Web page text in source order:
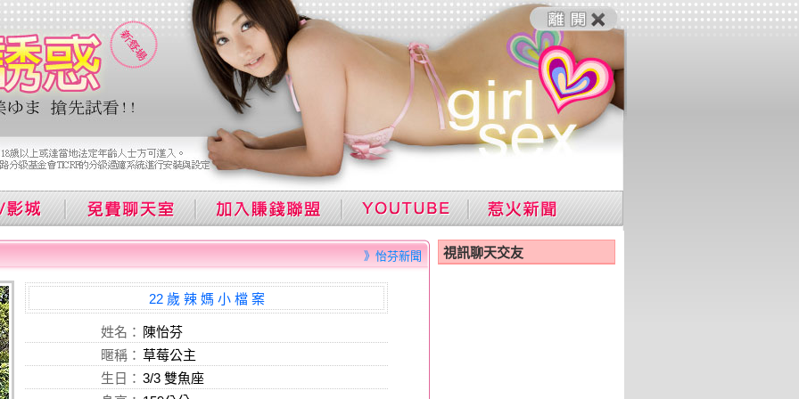
》怡芬新聞
22 歲 辣 媽 小 檔 案
姓名： 陳怡芬
暱稱： 草莓公主
生日： 3/3 雙魚座
視訊聊天交友